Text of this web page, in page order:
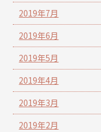
2019年7月
2019年6月
2019年5月
2019年4月
2019年3月
2019年2月